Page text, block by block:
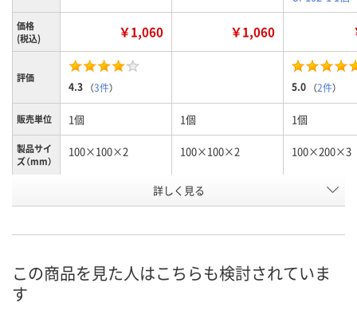
価格
(税込)
￥1,060 ￥1,060
評価
4.3 （3件） 5.0 （2件）
販売単位 1個 1個 1個
製品サイ
ズ（mm）
100×100×2 100×100×2 100×200×3
男
スタンドタ
付
お申込番
在庫 あり 6点 4点
詳しく見る
この商品を見た人はこちらも検討されていま
す